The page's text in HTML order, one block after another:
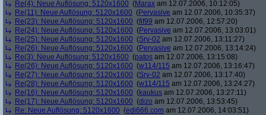
Re(4): Neue Auflösung: 5120x1600 (Marax am 12.07.2006, 10:12:05)
Re(11): Neue Auflösung: 5120x1600 (Pervasive am 12.07.2006, 10:35:37)
Re(23): Neue Auflösung: 5120x1600 (fif99 am 12.07.2006, 12:57:20)
Re(24): Neue Auflösung: 5120x1600 (Pervasive am 12.07.2006, 13:03:01)
Re(25): Neue Auflösung: 5120x1600 (Srv-02 am 12.07.2006, 13:11:27)
Re(26): Neue Auflösung: 5120x1600 (Pervasive am 12.07.2006, 13:14:24)
Re(3): Neue Auflösung: 5120x1600 (patos am 12.07.2006, 13:15:08)
Re(26): Neue Auflösung: 5120x1600 (w114/115 am 12.07.2006, 13:16:47)
Re(27): Neue Auflösung: 5120x1600 (Srv-02 am 12.07.2006, 13:17:40)
Re(28): Neue Auflösung: 5120x1600 (w114/115 am 12.07.2006, 13:24:27)
Re(16): Neue Auflösung: 5120x1600 (kaukus am 12.07.2006, 13:27:11)
Re(17): Neue Auflösung: 5120x1600 (dizo am 12.07.2006, 13:53:45)
Re: Neue Auflösung: 5120x1600 (edi666.com am 12.07.2006, 14:03:51)